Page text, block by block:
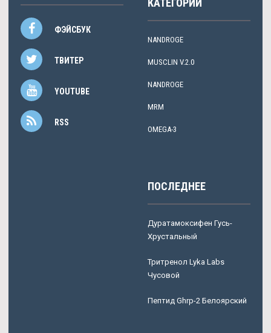
ФЭЙСБУК
ТВИТЕР
YOUTUBE
RSS
КАТЕГОРИИ
NANDROGE
MUSCLIN V.2.0
NANDROGE
MRM
OMEGA-3
ПОСЛЕДНЕЕ
Дуратамоксифен Гусь-
Хрустальный
Тритренол Lyka Labs
Чусовой
Пептид Ghrp-2 Белоярский